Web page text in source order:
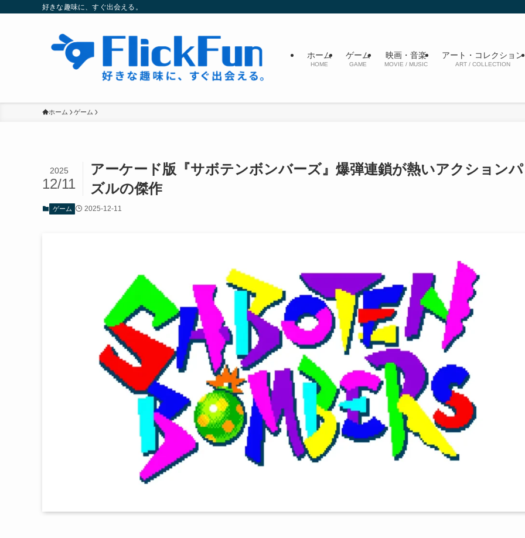
好きな趣味に、すぐ出会える。
ホーム
HOME
ゲーム
GAME
映画・音楽
MOVIE / MUSIC
アート・コレクション
ART / COLLECTION
ホーム ゲーム
アーケード版『サボテンボンバーズ』爆弾連鎖が熱いアクションパ
ズルの傑作
2025
12/11
ゲーム 2025-12-11